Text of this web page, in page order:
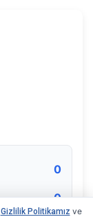
0
0
Gizlilik Politikamız ve